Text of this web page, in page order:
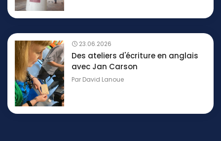
23.06.2026
Des ateliers d'écriture en anglais
avec Jan Carson
Par David Lanoue